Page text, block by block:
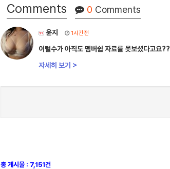
Comments 0 Comments
윤지 1시간전
이럴수가 아직도 멤버쉽 자료를 못보셨다고요??
자세히 보기 >
총 게시물 : 7,151건